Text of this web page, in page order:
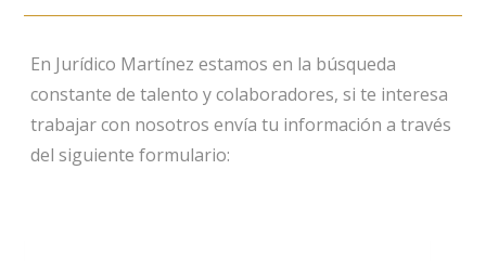
En Jurídico Martínez estamos en la búsqueda
constante de talento y colaboradores, si te interesa
trabajar con nosotros envía tu información a través
del siguiente formulario: